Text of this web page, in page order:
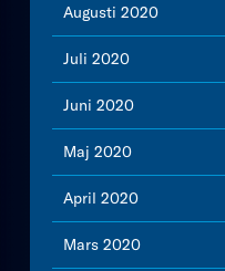
Augusti 2020
Juli 2020
Juni 2020
Maj 2020
April 2020
Mars 2020